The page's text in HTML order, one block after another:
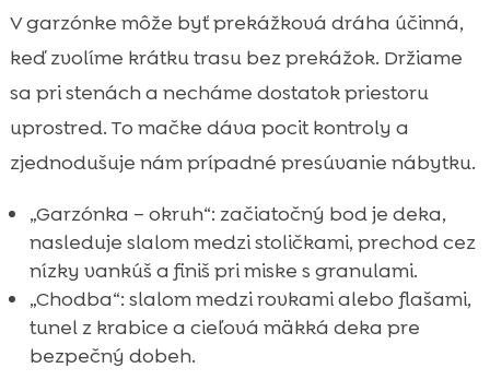
V garzónke môže byť prekážková dráha účinná,
keď zvolíme krátku trasu bez prekážok. Držiame
sa pri stenách a necháme dostatok priestoru
uprostred. To mačke dáva pocit kontroly a
zjednodušuje nám prípadné presúvanie nábytku.
„Garzónka – okruh“: začiatočný bod je deka,
nasleduje slalom medzi stoličkami, prechod cez
nízky vankúš a finiš pri miske s granulami.
„Chodba“: slalom medzi rovkami alebo flašami,
tunel z krabice a cieľová mäkká deka pre
bezpečný dobeh.